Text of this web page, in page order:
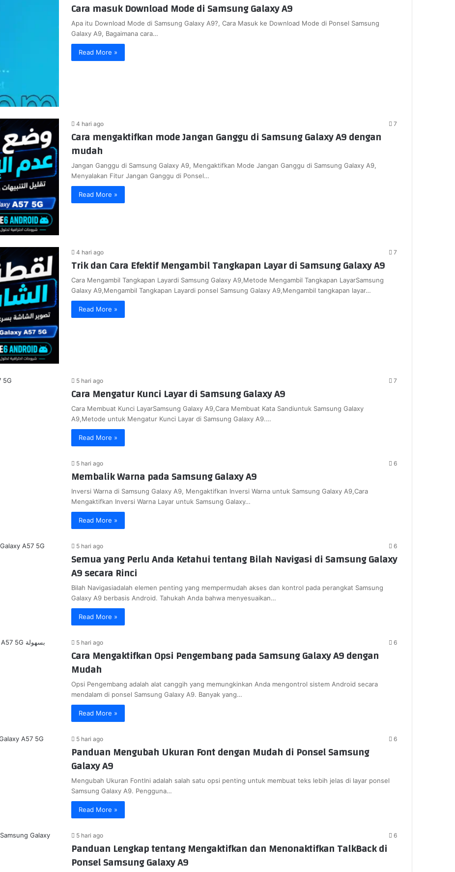
Cara masuk Download Mode di Samsung Galaxy A9
Apa itu Download Mode di Samsung Galaxy A9?, Cara Masuk ke Download Mode di Ponsel Samsung
Galaxy A9, Bagaimana cara…
Read More »
4 hari ago 7
Cara mengaktifkan mode Jangan Ganggu di Samsung Galaxy A9 dengan
mudah
Jangan Ganggu di Samsung Galaxy A9, Mengaktifkan Mode Jangan Ganggu di Samsung Galaxy A9,
Menyalakan Fitur Jangan Ganggu di Ponsel…
Read More »
4 hari ago 7
Trik dan Cara Efektif Mengambil Tangkapan Layar di Samsung Galaxy A9
Cara Mengambil Tangkapan Layardi Samsung Galaxy A9,Metode Mengambil Tangkapan LayarSamsung
Galaxy A9,Mengambil Tangkapan Layardi ponsel Samsung Galaxy A9,Mengambil tangkapan layar…
Read More »
5 hari ago 7
Cara Mengatur Kunci Layar di Samsung Galaxy A9
Cara Membuat Kunci LayarSamsung Galaxy A9,Cara Membuat Kata Sandiuntuk Samsung Galaxy
A9,Metode untuk Mengatur Kunci Layar di Samsung Galaxy A9.…
Read More »
5 hari ago 6
Membalik Warna pada Samsung Galaxy A9
Inversi Warna di Samsung Galaxy A9, Mengaktifkan Inversi Warna untuk Samsung Galaxy A9,Cara
Mengaktifkan Inversi Warna Layar untuk Samsung Galaxy…
Read More »
5 hari ago 6
Semua yang Perlu Anda Ketahui tentang Bilah Navigasi di Samsung Galaxy
A9 secara Rinci
Bilah Navigasiadalah elemen penting yang mempermudah akses dan kontrol pada perangkat Samsung
Galaxy A9 berbasis Android. Tahukah Anda bahwa menyesuaikan…
Read More »
5 hari ago 6
Cara Mengaktifkan Opsi Pengembang pada Samsung Galaxy A9 dengan
Mudah
Opsi Pengembang adalah alat canggih yang memungkinkan Anda mengontrol sistem Android secara
mendalam di ponsel Samsung Galaxy A9. Banyak yang…
Read More »
5 hari ago 6
Panduan Mengubah Ukuran Font dengan Mudah di Ponsel Samsung
Galaxy A9
Mengubah Ukuran FontIni adalah salah satu opsi penting untuk membuat teks lebih jelas di layar ponsel
Samsung Galaxy A9. Pengguna…
Read More »
5 hari ago 6
Panduan Lengkap tentang Mengaktifkan dan Menonaktifkan TalkBack di
Ponsel Samsung Galaxy A9